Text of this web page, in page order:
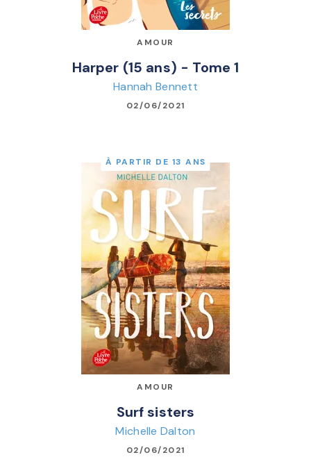
AMOUR
Harper (15 ans) - Tome 1
Hannah Bennett
02/06/2021
À PARTIR DE 13 ANS
AMOUR
Surf sisters
Michelle Dalton
02/06/2021